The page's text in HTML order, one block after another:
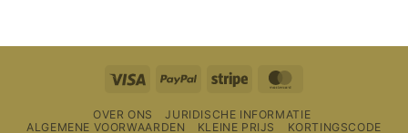
Visa PayPal Streep
OVER ONS
JURIDISCHE INFORMATIE
ALGEMENE VOORWAARDEN
KLEINE PRIJS KORTINGSCODE